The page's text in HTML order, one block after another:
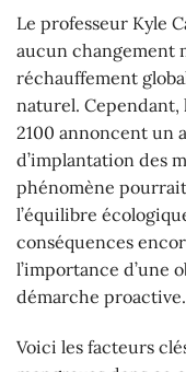
Le professeur Kyle
aucun changement
réchauffement
naturel.
2100 annoncent un
d’implantation des
phénomène
l’équilibre
conséquences
l’importance d’une
démarche proactive.
Voici les facteurs